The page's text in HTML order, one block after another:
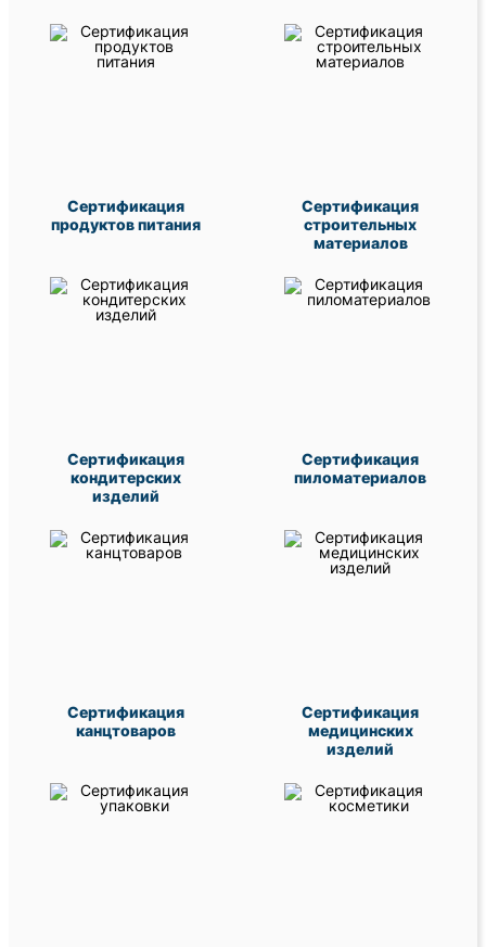
Сертификация
продуктов питания
Сертификация
строительных
материалов
Сертификация
кондитерских
изделий
Сертификация
пиломатериалов
Сертификация
канцтоваров
Сертификация
медицинских
изделий